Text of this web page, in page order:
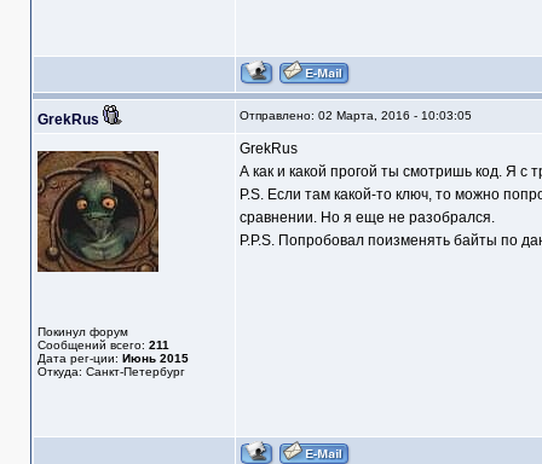
GrekRus Отправлено: 02 Марта, 2016 - 10:03:05
Покинул форум
Сообщений всего: 211
Дата рег-ции: Июнь 2015
Откуда: Санкт-Петербург
GrekRus
А как и какой прогой ты смотришь код. Я с
P.S. Если там какой-то ключ, то можно
сравнении. Но я еще не разобрался.
P.P.S. Попробовал поизменять байты по